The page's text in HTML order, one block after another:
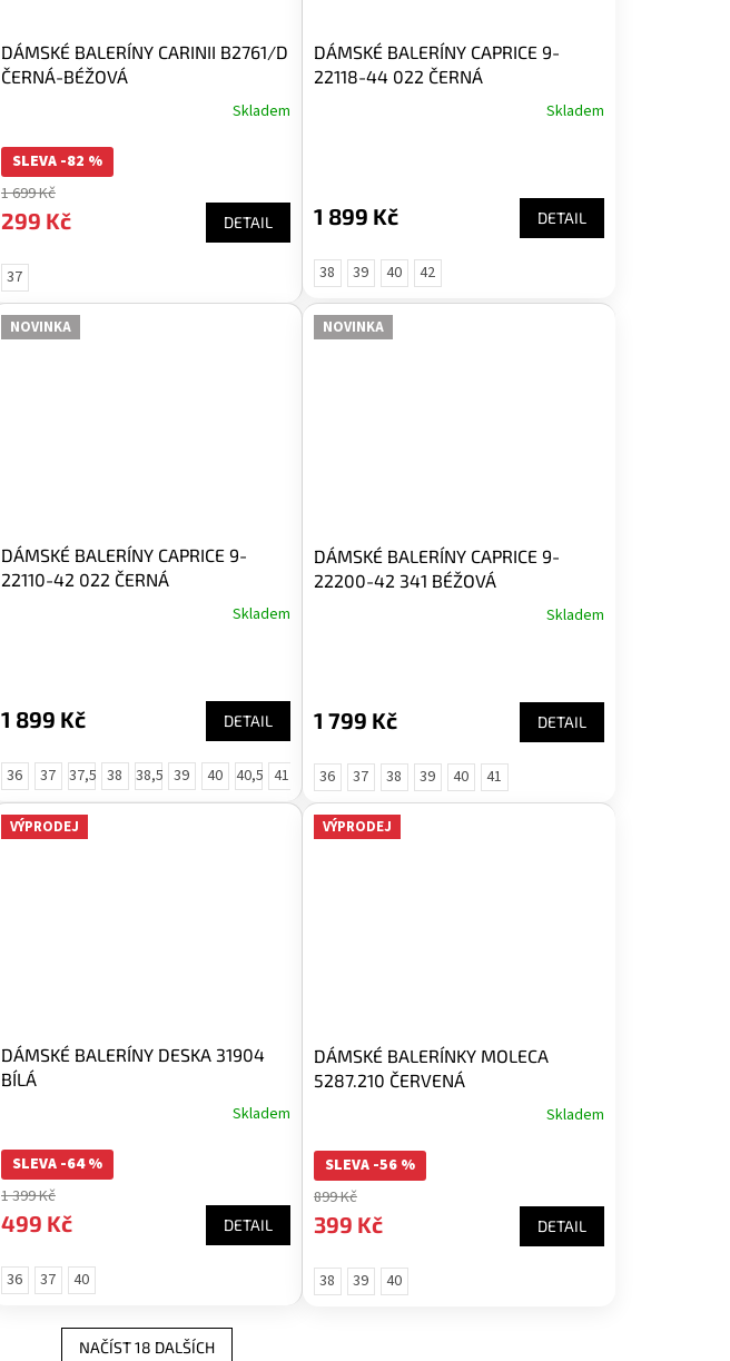
DÁMSKÉ BALERÍNY CARINII B2761/D
ČERNÁ-BÉŽOVÁ
Skladem
SLEVA -82 %
1 699 Kč
299 Kč DETAIL
37
DÁMSKÉ BALERÍNY CAPRICE 9-
22118-44 022 ČERNÁ
Skladem
1 899 Kč DETAIL
38 39 40 42
NOVINKA
DÁMSKÉ BALERÍNY CAPRICE 9-
22110-42 022 ČERNÁ
Skladem
1 899 Kč DETAIL
36 37 37,5 38 38,5 39 40 40,5 41
NOVINKA
DÁMSKÉ BALERÍNY CAPRICE 9-
22200-42 341 BÉŽOVÁ
Skladem
1 799 Kč DETAIL
36 37 38 39 40 41
VÝPRODEJ
DÁMSKÉ BALERÍNY DESKA 31904
BÍLÁ
Skladem
SLEVA -64 %
1 399 Kč
499 Kč DETAIL
36 37 40
VÝPRODEJ
DÁMSKÉ BALERÍNKY MOLECA
5287.210 ČERVENÁ
Skladem
SLEVA -56 %
899 Kč
399 Kč DETAIL
38 39 40
NAČÍST 18 DALŠÍCH